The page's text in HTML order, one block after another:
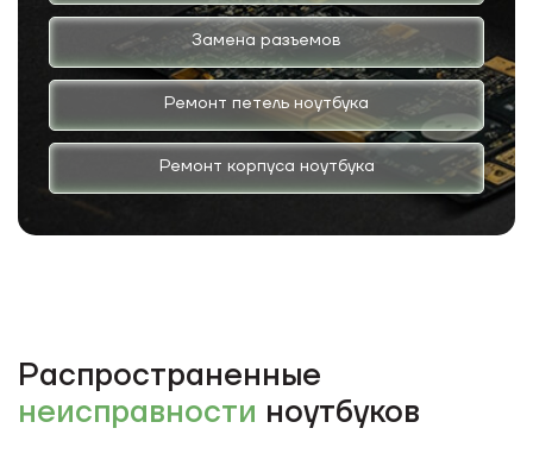
Замена разъемов
Ремонт петель ноутбука
Ремонт корпуса ноутбука
Распространенные
неисправности ноутбуков